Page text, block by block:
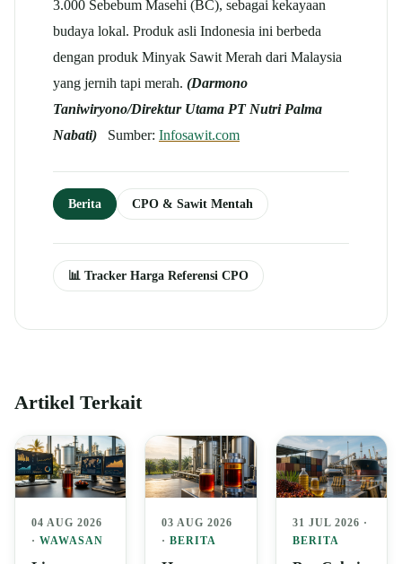
3.000 Sebebum Masehi (BC), sebagai kekayaan
budaya lokal. Produk asli Indonesia ini berbeda
dengan produk Minyak Sawit Merah dari Malaysia
yang jernih tapi merah. (Darmono
Taniwiryono/Direktur Utama PT Nutri Palma
Nabati) Sumber: Infosawit.com
Berita CPO & Sawit Mentah
📊 Tracker Harga Referensi CPO
Artikel Terkait
04 AUG 2026
· WAWASAN
03 AUG 2026
·BERITA
31 JUL 2026 ·
BERITA